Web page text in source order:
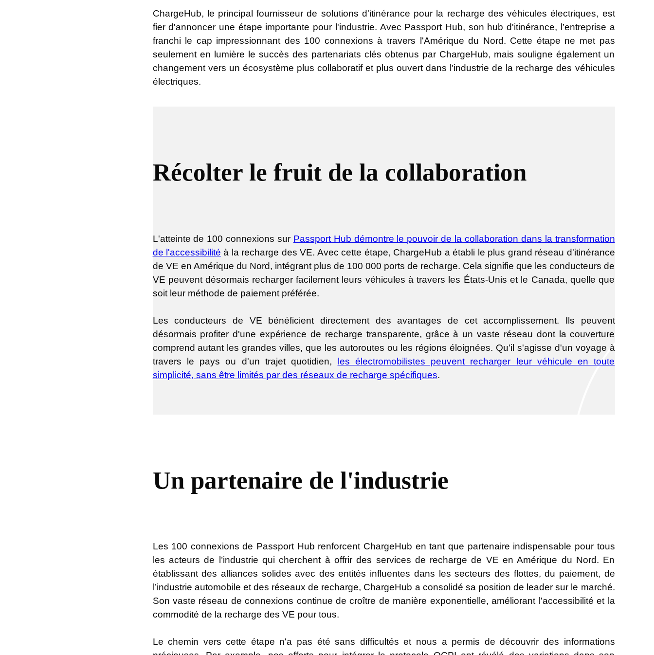
ChargeHub, le principal fournisseur de solutions d'itinérance pour la recharge des véhicules électriques, est
fier d'annoncer une étape importante pour l'industrie. Avec Passport Hub, son hub d'itinérance, l’entreprise a
franchi le cap impressionnant des 100 connexions à travers l'Amérique du Nord. Cette étape ne met pas
seulement en lumière le succès des partenariats clés obtenus par ChargeHub, mais souligne également un
changement vers un écosystème plus collaboratif et plus ouvert dans l'industrie de la recharge des véhicules
électriques.
Récolter le fruit de la collaboration
L'atteinte de 100 connexions sur Passport Hub démontre le pouvoir de la collaboration dans la transformation
de l'accessibilité à la recharge des VE. Avec cette étape, ChargeHub a établi le plus grand réseau d'itinérance
de VE en Amérique du Nord, intégrant plus de 100 000 ports de recharge. Cela signifie que les conducteurs de
VE peuvent désormais recharger facilement leurs véhicules à travers les États-Unis et le Canada, quelle que
soit leur méthode de paiement préférée.
Les conducteurs de VE bénéficient directement des avantages de cet accomplissement. Ils peuvent
désormais profiter d'une expérience de recharge transparente, grâce à un vaste réseau dont la couverture
comprend autant les grandes villes, que les autoroutes ou les régions éloignées. Qu'il s'agisse d'un voyage à
travers le pays ou d'un trajet quotidien, les électromobilistes peuvent recharger leur véhicule en toute
simplicité, sans être limités par des réseaux de recharge spécifiques.
Un partenaire de l'industrie
Les 100 connexions de Passport Hub renforcent ChargeHub en tant que partenaire indispensable pour tous
les acteurs de l’industrie qui cherchent à offrir des services de recharge de VE en Amérique du Nord. En
établissant des alliances solides avec des entités influentes dans les secteurs des flottes, du paiement, de
l’industrie automobile et des réseaux de recharge, ChargeHub a consolidé sa position de leader sur le marché.
Son vaste réseau de connexions continue de croître de manière exponentielle, améliorant l'accessibilité et la
commodité de la recharge des VE pour tous.
Le chemin vers cette étape n'a pas été sans difficultés et nous a permis de découvrir des informations